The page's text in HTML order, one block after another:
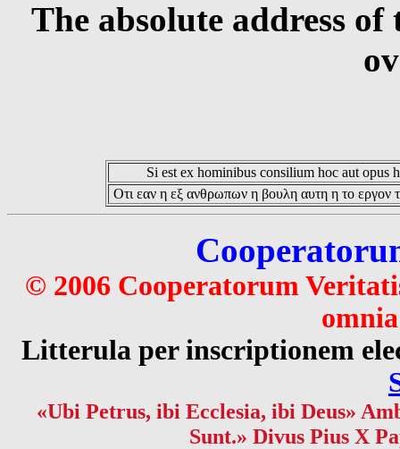
The absolute address
Si est ex hominibus consilium hoc aut opus
Οτι εαν η εξ ανθρωπων η βουλη αυτη η το εργον
© 2006 Cooperatorum
Litterula per inscriptionem
«Ubi Petrus, ibi Ecclesia, ibi Deus»
Sunt.» Divus Pius X